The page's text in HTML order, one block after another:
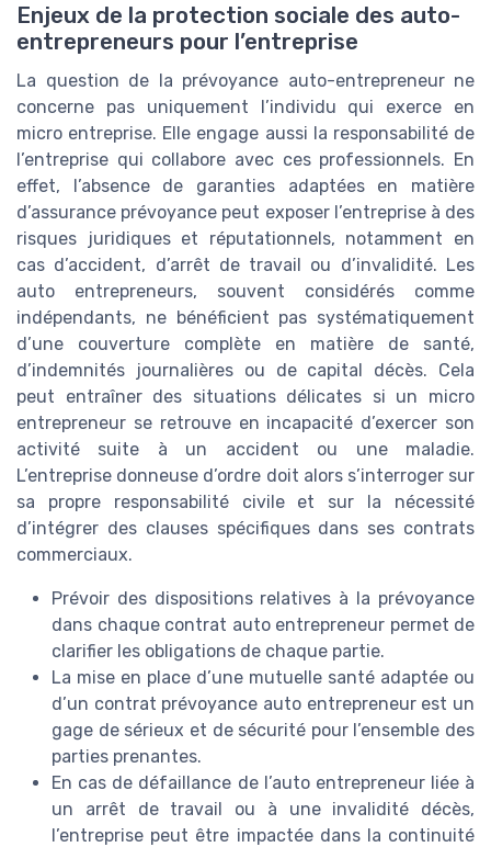
Enjeux de la protection sociale des auto-
entrepreneurs pour l’entreprise
La question de la prévoyance auto-entrepreneur ne
concerne pas uniquement l’individu qui exerce en
micro entreprise. Elle engage aussi la responsabilité de
l’entreprise qui collabore avec ces professionnels. En
effet, l’absence de garanties adaptées en matière
d’assurance prévoyance peut exposer l’entreprise à des
risques juridiques et réputationnels, notamment en
cas d’accident, d’arrêt de travail ou d’invalidité. Les
auto entrepreneurs, souvent considérés comme
indépendants, ne bénéficient pas systématiquement
d’une couverture complète en matière de santé,
d’indemnités journalières ou de capital décès. Cela
peut entraîner des situations délicates si un micro
entrepreneur se retrouve en incapacité d’exercer son
activité suite à un accident ou une maladie.
L’entreprise donneuse d’ordre doit alors s’interroger sur
sa propre responsabilité civile et sur la nécessité
d’intégrer des clauses spécifiques dans ses contrats
commerciaux.
Prévoir des dispositions relatives à la prévoyance
dans chaque contrat auto entrepreneur permet de
clarifier les obligations de chaque partie.
La mise en place d’une mutuelle santé adaptée ou
d’un contrat prévoyance auto entrepreneur est un
gage de sérieux et de sécurité pour l’ensemble des
parties prenantes.
En cas de défaillance de l’auto entrepreneur liée à
un arrêt de travail ou à une invalidité décès,
l’entreprise peut être impactée dans la continuité